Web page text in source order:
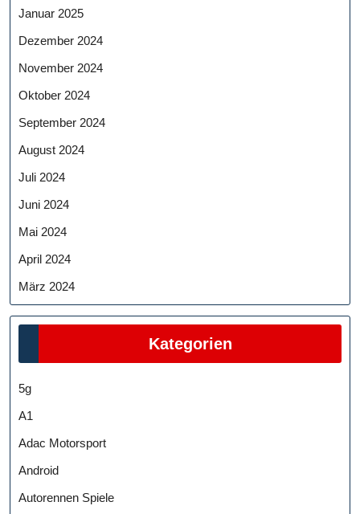
Januar 2025
Dezember 2024
November 2024
Oktober 2024
September 2024
August 2024
Juli 2024
Juni 2024
Mai 2024
April 2024
März 2024
Kategorien
5g
A1
Adac Motorsport
Android
Autorennen Spiele